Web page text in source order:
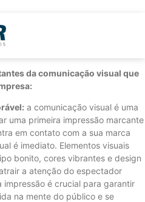
da comunicação visual que
a comunicação visual é uma
uma primeira impressão marcante
em contato com a sua marca
é imediato. Elementos visuais
bonito, cores vibrantes e design
a atenção do espectador
impressão é crucial para garantir
na mente do público e se